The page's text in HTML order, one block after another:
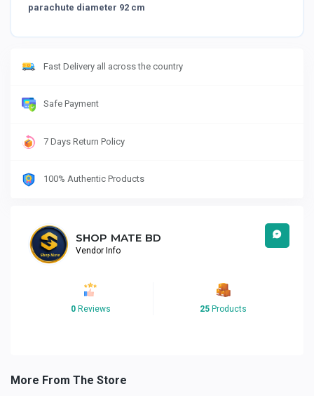
parachute diameter 92 cm
Fast Delivery all across the country
Safe Payment
7 Days Return Policy
100% Authentic Products
SHOP MATE BD
Vendor Info
0 Reviews 25 Products
More From The Store